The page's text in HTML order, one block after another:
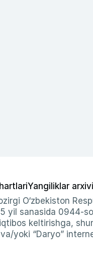
Yangiliklar arxivi
O‘zbekiston
yil sanasida 0944-
keltirishga,
yoki “Daryo”